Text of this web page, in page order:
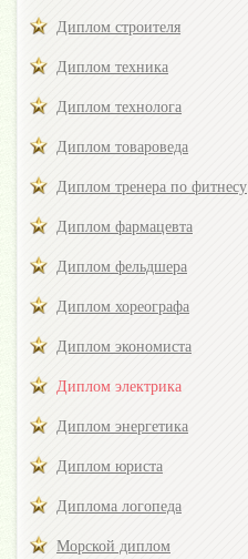
Диплом строителя
Диплом техника
Диплом технолога
Диплом товароведа
Диплом тренера по фитнесу
Диплом фармацевта
Диплом фельдшера
Диплом хореографа
Диплом экономиста
Диплом электрика
Диплом энергетика
Диплом юриста
Диплома логопеда
Морской диплом